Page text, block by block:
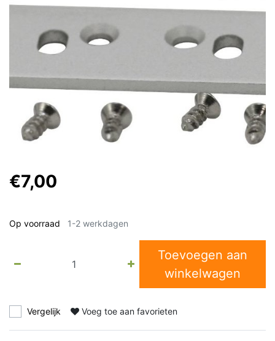
€7,00
Op voorraad 1-2 werkdagen
Toevoegen aan
winkelwagen
Vergelijk Voeg toe aan favorieten